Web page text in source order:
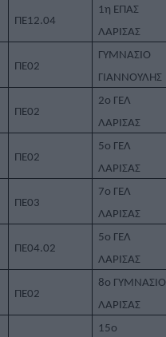
ΠΕ12.04
1η ΕΠΑΣ
ΛΑΡΙΣΑΣ
ΠΕ02
ΓΥΜΝΑΣΙΟ
ΓΙΑΝΝΟΥΛΗΣ
ΠΕ02
2ο ΓΕΛ
ΛΑΡΙΣΑΣ
ΠΕ02
5ο ΓΕΛ
ΛΑΡΙΣΑΣ
ΠΕ03
7ο ΓΕΛ
ΛΑΡΙΣΑΣ
ΠΕ04.02
5ο ΓΕΛ
ΛΑΡΙΣΑΣ
ΠΕ02
8ο ΓΥΜΝΑΣΙΟ
ΛΑΡΙΣΑΣ
15ο